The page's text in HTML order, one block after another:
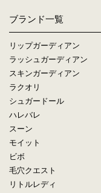
ブランド一覧
リップガーディアン
ラッシュガーディアン
スキンガーディアン
ラクオリ
シュガードール
ハレバレ
スーン
モイット
ビボ
毛穴クエスト
リトルレディ